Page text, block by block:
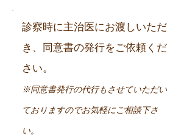
診察時に主治医にお渡しいただ
き、同意書の発行をご依頼くだ
さい。
※同意書発行の代行もさせていただい
ておりますのでお気軽にご相談下さ
い。